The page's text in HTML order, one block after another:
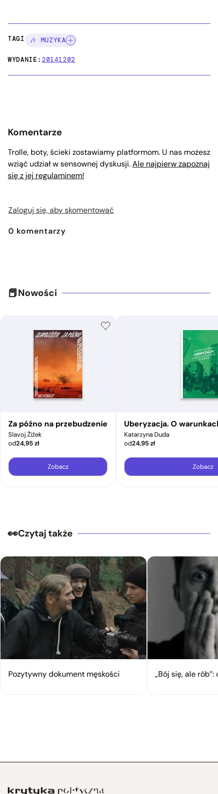
TAGI: 🎶 MUZYKA
WYDANIE:20141202
Komentarze
Trolle, boty, ścieki zostawiamy platformom. U nas możesz
wziąć udział w sensownej dyskusji.Ale najpierw zapoznaj
się z jej regulaminem!
Zaloguj się, aby skomentować
0 komentarzy
Nowości
Za późno na przebudzenie
Slavoj Žižek
od24,95zł
Zobacz
Uberyzacja. O
Katarzyna Duda
od24,95zł
Zobacz
Czytaj także
Pozytywny dokument męskości „Bój się, ale